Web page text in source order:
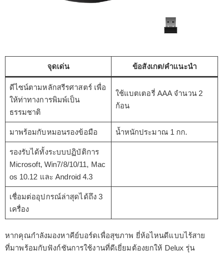
จุดเด่น ข้อสังเกต/คำแนะนำ
ดีไซน์ตามหลักสรีรศาสตร์ เพื่อ
ให้ท่าทางการพิมพ์เป็น
ธรรมชาติ
ใช้แบตเตอรี่ AAA จำนวน 2
ก้อน
มาพร้อมกับหมอนรองข้อมือ น้ำหนักประมาณ 1 กก.
รองรับได้ทั้งระบบปฏิบัติการ
Microsoft, Win7/8/10/11, Mac
os 10.12 และ Android 4.3
เชื่อมต่ออุปกรณ์ล่าสุดได้ถึง 3
เครื่อง
หากคุณกำลังมองหาคีย์บอร์ดเพื่อสุขภาพ ยี่ห้อไหนดีแบบไร้สาย
ที่มาพร้อมกับฟังก์ชันการใช้งานที่ดีเยี่ยมต้องยกให้ Delux รุ่น